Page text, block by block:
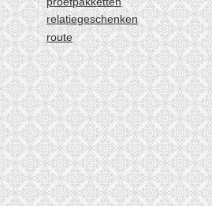
relatiegeschenken
route